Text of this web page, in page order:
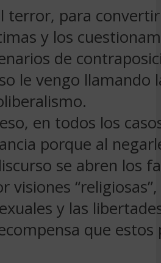
terror, para
y los
de
le vengo llamando
en todos los
porque al
se abren los
visiones
y las
que estos